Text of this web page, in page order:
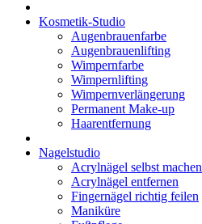
Kosmetik-Studio
Augenbrauenfarbe
Augenbrauenlifting
Wimpernfarbe
Wimpernlifting
Wimpernverlängerung
Permanent Make-up
Haarentfernung
Nagelstudio
Acrylnägel selbst machen
Acrylnägel entfernen
Fingernägel richtig feilen
Maniküre